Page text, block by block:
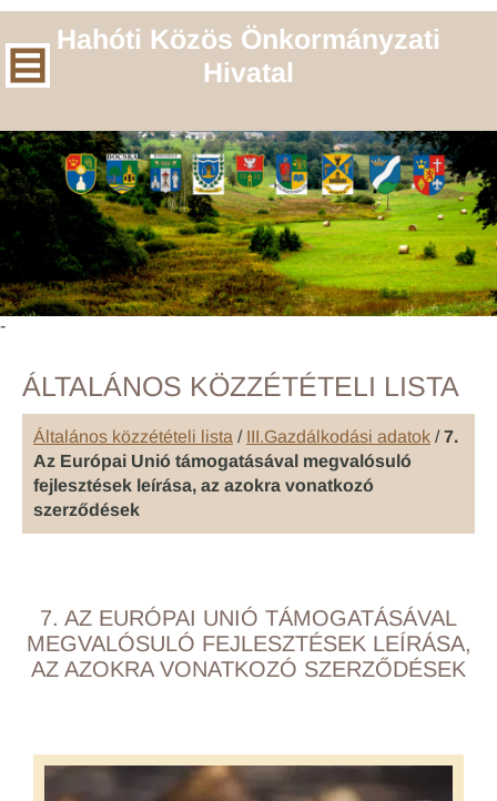
Hahóti Közös Önkormányzati
Hivatal
-
ÁLTALÁNOS KÖZZÉTÉTELI LISTA
Általános közzétételi lista / III.Gazdálkodási adatok /7.
Az Európai Unió támogatásával megvalósuló
fejlesztések leírása, az azokra vonatkozó
szerződések
7. AZ EURÓPAI UNIÓ TÁMOGATÁSÁVAL
MEGVALÓSULÓ FEJLESZTÉSEK LEÍRÁSA,
AZ AZOKRA VONATKOZÓ SZERZŐDÉSEK